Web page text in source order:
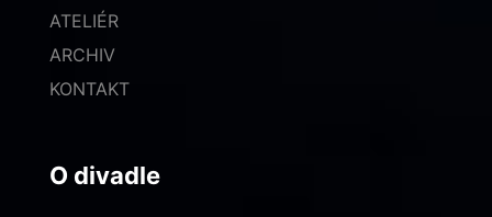
ATELIÉR
ARCHIV
KONTAKT
O divadle